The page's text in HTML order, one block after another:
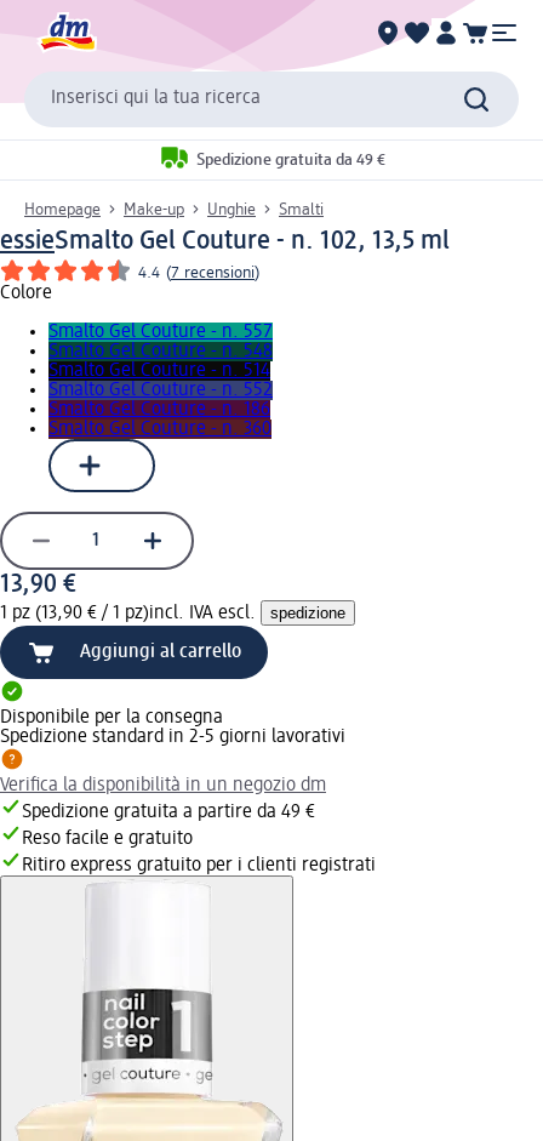
Inserisci qui la tua ricerca
Spedizione gratuita da 49 €
Homepage Make-up Unghie Smalti
essieSmalto Gel Couture - n. 102, 13,5 ml
4.4 (7 recensioni)
Colore
Smalto Gel Couture - n. 557
Smalto Gel Couture - n. 548
Smalto Gel Couture - n. 514
Smalto Gel Couture - n. 552
Smalto Gel Couture - n. 186
Smalto Gel Couture - n. 360
13,90 €
1 pz (13,90 € / 1 pz)incl. IVA escl. spedizione
Aggiungi al carrello
Disponibile per la consegna
Spedizione standard in 2-5 giorni lavorativi
Verifica la disponibilità in un negozio dm
Spedizione gratuita a partire da 49 €
Reso facile e gratuito
Ritiro express gratuito per i clienti registrati